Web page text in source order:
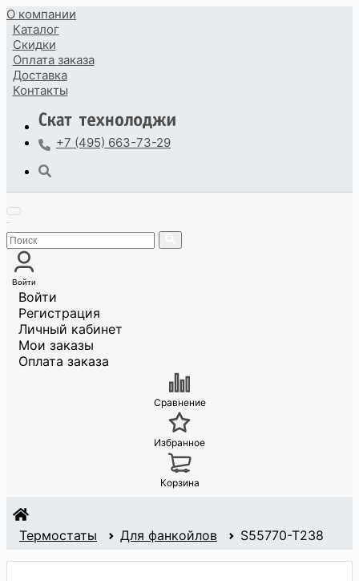
О компании
Каталог
Скидки
Оплата заказа
Доставка
Контакты
+7 (495) 663-73-29
Войти
Войти
Регистрация
Личный кабинет
Мои заказы
Оплата заказа
Сравнение
Избранное
Корзина
Термостаты Для фанкойлов S55770-T238